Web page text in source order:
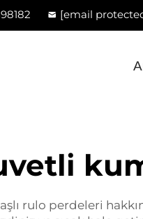
[email
rulo perdeleri